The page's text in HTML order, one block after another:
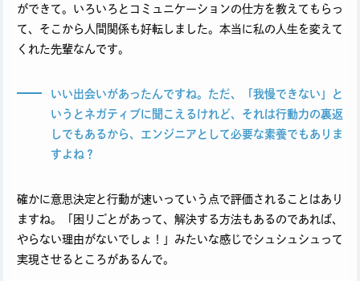
ができて。いろいろとコミュニケーションの仕方を教えてもらっ
て、そこから人間関係も好転しました。本当に私の人生を変えて
くれた先輩なんです。
いい出会いがあったんですね。ただ、「我慢できない」と
いうとネガティブに聞こえるけれど、それは行動力の裏返
しでもあるから、エンジニアとして必要な素養でもありま
すよね？
確かに意思決定と行動が速いっていう点で評価されることはあり
ますね。「困りごとがあって、解決する方法もあるのであれば、
やらない理由がないでしょ！」みたいな感じでシュシュシュって
実現させるところがあるんで。